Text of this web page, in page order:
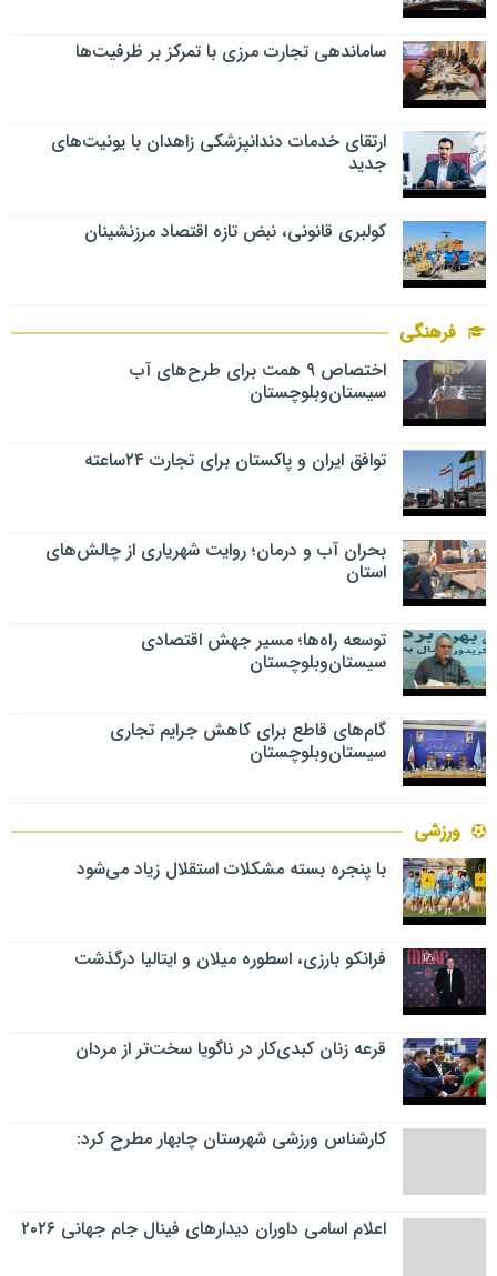
ساماندهی تجارت مرزی با تمرکز بر ظرفیت‌ها
ارتقای خدمات دندانپزشکی زاهدان با یونیت‌های
جدید
کولبری قانونی، نبض تازه اقتصاد مرزنشینان
فرهنگی
اختصاص ۹ همت برای طرح‌های آب
سیستان‌وبلوچستان
توافق ایران و پاکستان برای تجارت ۲۴ساعته
بحران آب و درمان؛ روایت شهریاری از چالش‌های
استان
توسعه راه‌ها؛ مسیر جهش اقتصادی
سیستان‌وبلوچستان
گام‌های قاطع برای کاهش جرایم تجاری
سیستان‌وبلوچستان
ورزشی
با پنجره بسته مشکلات استقلال زیاد می‌شود
فرانکو بارزی، اسطوره میلان و ایتالیا درگذشت
قرعه زنان کبدی‌کار در ناگویا سخت‌تر از مردان
کارشناس ورزشی شهرستان چابهار مطرح کرد:
اعلام اسامی داوران دیدارهای فینال جام جهانی ۲۰۲۶